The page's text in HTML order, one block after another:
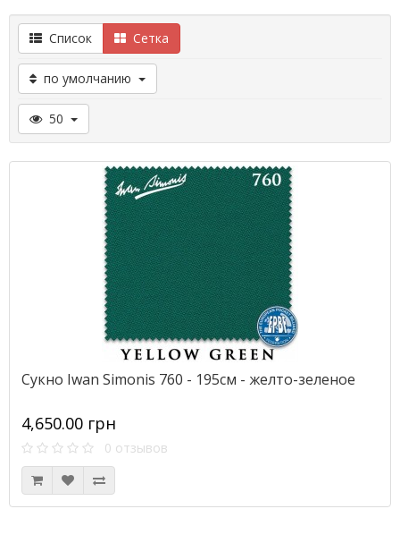
Список Сетка
по умолчанию
50
Сукно Iwan Simonis 760 - 195см - желто-зеленое
4,650.00 грн
0 отзывов